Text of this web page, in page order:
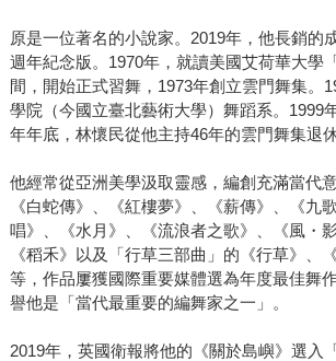
原是一位著名的小說家。2019年，他長銷的
週年紀念版。1970年，就讀美國艾荷華大學
間，開始正式習舞，1973年創立雲門舞集。
學院（今國立臺北藝術大學）舞蹈系。1999
年年底，林懷民從他主持46年的雲門舞集退休
他經常從亞洲美學汲取靈感，編創充滿當代
《白蛇傳》、《紅樓夢》、《薪傳》、《九
唱》、《水月》、《流浪者之歌》、《風・
《稻禾》以及「行草三部曲」的《行草》、
等，作品屢獲國際重要媒體選為年度最佳舞
譽他是「當代最重要的編舞家之一」。
2019年，英國衛報將他的《關於島嶼》選入